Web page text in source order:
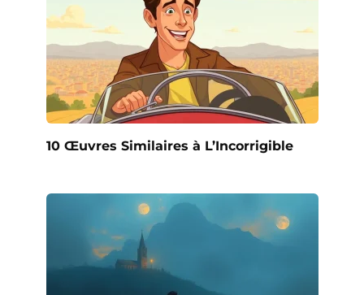
10 Œuvres Similaires à L’Incorrigible